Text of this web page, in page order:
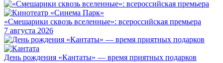
«Смешарики сквозь вселенные»: всероссийская премьера
7 августа 2026
День рождения «Кантаты» — время приятных подарков